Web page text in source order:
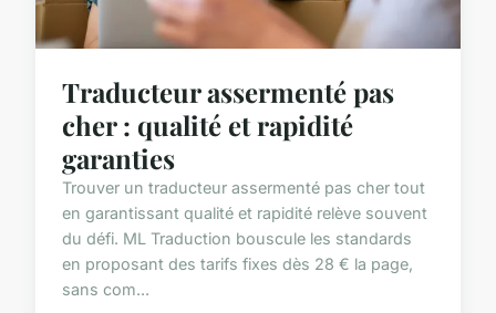
Traducteur assermenté pas
cher : qualité et rapidité
garanties
Trouver un traducteur assermenté pas cher tout
en garantissant qualité et rapidité relève souvent
du défi. ML Traduction bouscule les standards
en proposant des tarifs fixes dès 28 € la page,
sans com...